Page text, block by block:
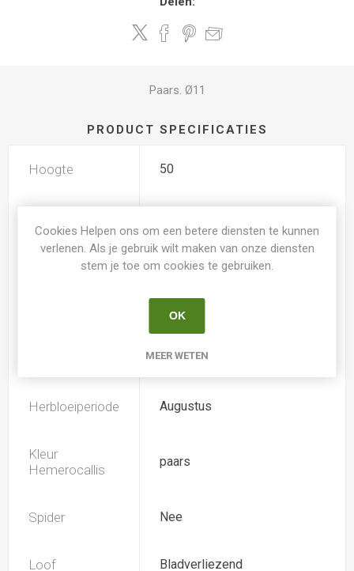
Paars. Ø11
PRODUCT SPECIFICATIES
Hoogte 50
Dubbele bloem Nee
11.0
Juni
Herbloeiperiode Augustus
Kleur
Hemerocallis
paars
Spider Nee
Loof Bladverliezend
Cookies Helpen ons om een betere diensten te kunnen
verlenen. Als je gebruik wilt maken van onze diensten
stem je toe om cookies te gebruiken.
OK
MEER WETEN